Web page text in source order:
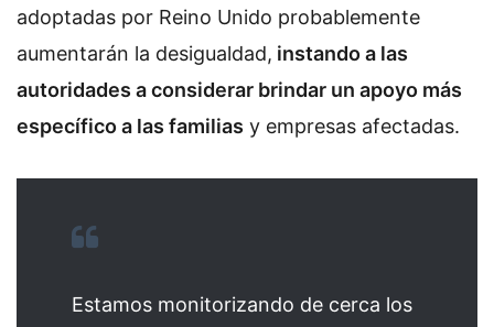
adoptadas por Reino Unido probablemente
aumentarán la desigualdad, instando a las
autoridades a considerar brindar un apoyo más
específico a las familias y empresas afectadas.
Estamos monitorizando de cerca los